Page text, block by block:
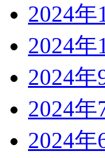
2024年
2024年
2024年
2024年
2024年